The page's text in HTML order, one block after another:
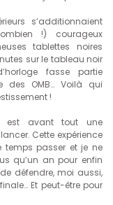
s’additionnaient
!) courageux
tablettes noires
sur le tableau noir
fasse partie
OMB… Voilà qui
!
est avant tout une
Cette expérience
temps passer et je ne
qu’un an pour enfin
défendre, moi aussi,
Et peut-être pour